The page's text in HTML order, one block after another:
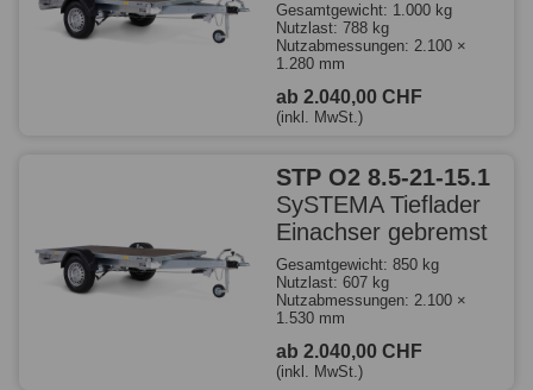
Gesamtgewicht: 1.000 kg
Nutzlast: 788 kg
Nutzabmessungen: 2.100 ×
1.280 mm
ab 2.040,00 CHF
(inkl. MwSt.)
STP O2 8.5-21-15.1
SySTEMA Tieflader
Einachser gebremst
Gesamtgewicht: 850 kg
Nutzlast: 607 kg
Nutzabmessungen: 2.100 ×
1.530 mm
ab 2.040,00 CHF
(inkl. MwSt.)